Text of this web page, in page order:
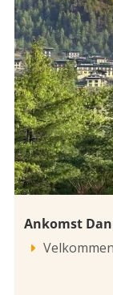
Ankomst
